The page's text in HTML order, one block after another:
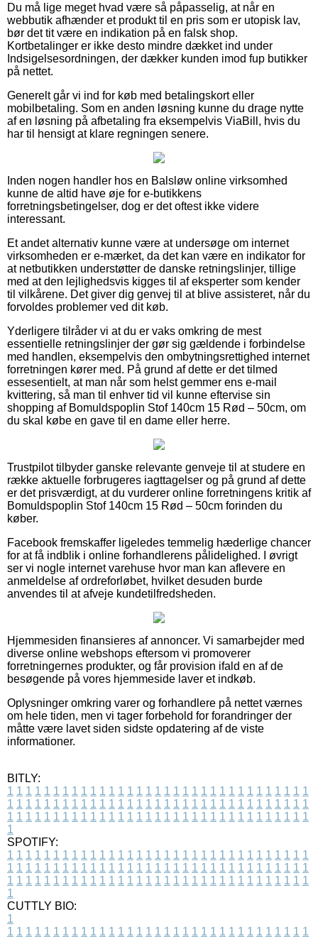
Du må lige meget hvad være så påpasselig, at når en
webbutik afhænder et produkt til en pris som er utopisk lav,
bør det tit være en indikation på en falsk shop.
Kortbetalinger er ikke desto mindre dækket ind under
Indsigelsesordningen, der dækker kunden imod fup butikker
på nettet.
Generelt går vi ind for køb med betalingskort eller
mobilbetaling. Som en anden løsning kunne du drage nytte
af en løsning på afbetaling fra eksempelvis ViaBill, hvis du
har til hensigt at klare regningen senere.
Inden nogen handler hos en Balsløw online virksomhed
kunne de altid have øje for e-butikkens
forretningsbetingelser, dog er det oftest ikke videre
interessant.
Et andet alternativ kunne være at undersøge om internet
virksomheden er e-mærket, da det kan være en indikator for
at netbutikken understøtter de danske retningslinjer, tillige
med at den lejlighedsvis kigges til af eksperter som kender
til vilkårene. Det giver dig genvej til at blive assisteret, når du
forvoldes problemer ved dit køb.
Yderligere tilråder vi at du er vaks omkring de mest
essentielle retningslinjer der gør sig gældende i forbindelse
med handlen, eksempelvis den ombytningsrettighed internet
forretningen kører med. På grund af dette er det tilmed
essesentielt, at man når som helst gemmer ens e-mail
kvittering, så man til enhver tid vil kunne eftervise sin
shopping af Bomuldspoplin Stof 140cm 15 Rød – 50cm, om
du skal købe en gave til en dame eller herre.
Trustpilot tilbyder ganske relevante genveje til at studere en
række aktuelle forbrugeres iagttagelser og på grund af dette
er det prisværdigt, at du vurderer online forretningens kritik af
Bomuldspoplin Stof 140cm 15 Rød – 50cm forinden du
køber.
Facebook fremskaffer ligeledes temmelig hæderlige chancer
for at få indblik i online forhandlerens pålidelighed. I øvrigt
ser vi nogle internet varehuse hvor man kan aflevere en
anmeldelse af ordreforløbet, hvilket desuden burde
anvendes til at afveje kundetilfredsheden.
Hjemmesiden finansieres af annoncer. Vi samarbejder med
diverse online webshops eftersom vi promoverer
forretningernes produkter, og får provision ifald en af de
besøgende på vores hjemmeside laver et indkøb.
Oplysninger omkring varer og forhandlere på nettet værnes
om hele tiden, men vi tager forbehold for forandringer der
måtte være lavet siden sidste opdatering af de viste
informationer.
BITLY:
1 1 1 1 1 1 1 1 1 1 1 1 1 1 1 1 1 1 1 1 1 1 1 1 1 1 1 1 1 1 1 1 1
1 1 1 1 1 1 1 1 1 1 1 1 1 1 1 1 1 1 1 1 1 1 1 1 1 1 1 1 1 1 1 1 1
1 1 1 1 1 1 1 1 1 1 1 1 1 1 1 1 1 1 1 1 1 1 1 1 1 1 1 1 1 1 1 1 1
1
SPOTIFY:
1 1 1 1 1 1 1 1 1 1 1 1 1 1 1 1 1 1 1 1 1 1 1 1 1 1 1 1 1 1 1 1 1
1 1 1 1 1 1 1 1 1 1 1 1 1 1 1 1 1 1 1 1 1 1 1 1 1 1 1 1 1 1 1 1 1
1 1 1 1 1 1 1 1 1 1 1 1 1 1 1 1 1 1 1 1 1 1 1 1 1 1 1 1 1 1 1 1 1
1
CUTTLY BIO:
1
1 1 1 1 1 1 1 1 1 1 1 1 1 1 1 1 1 1 1 1 1 1 1 1 1 1 1 1 1 1 1 1 1